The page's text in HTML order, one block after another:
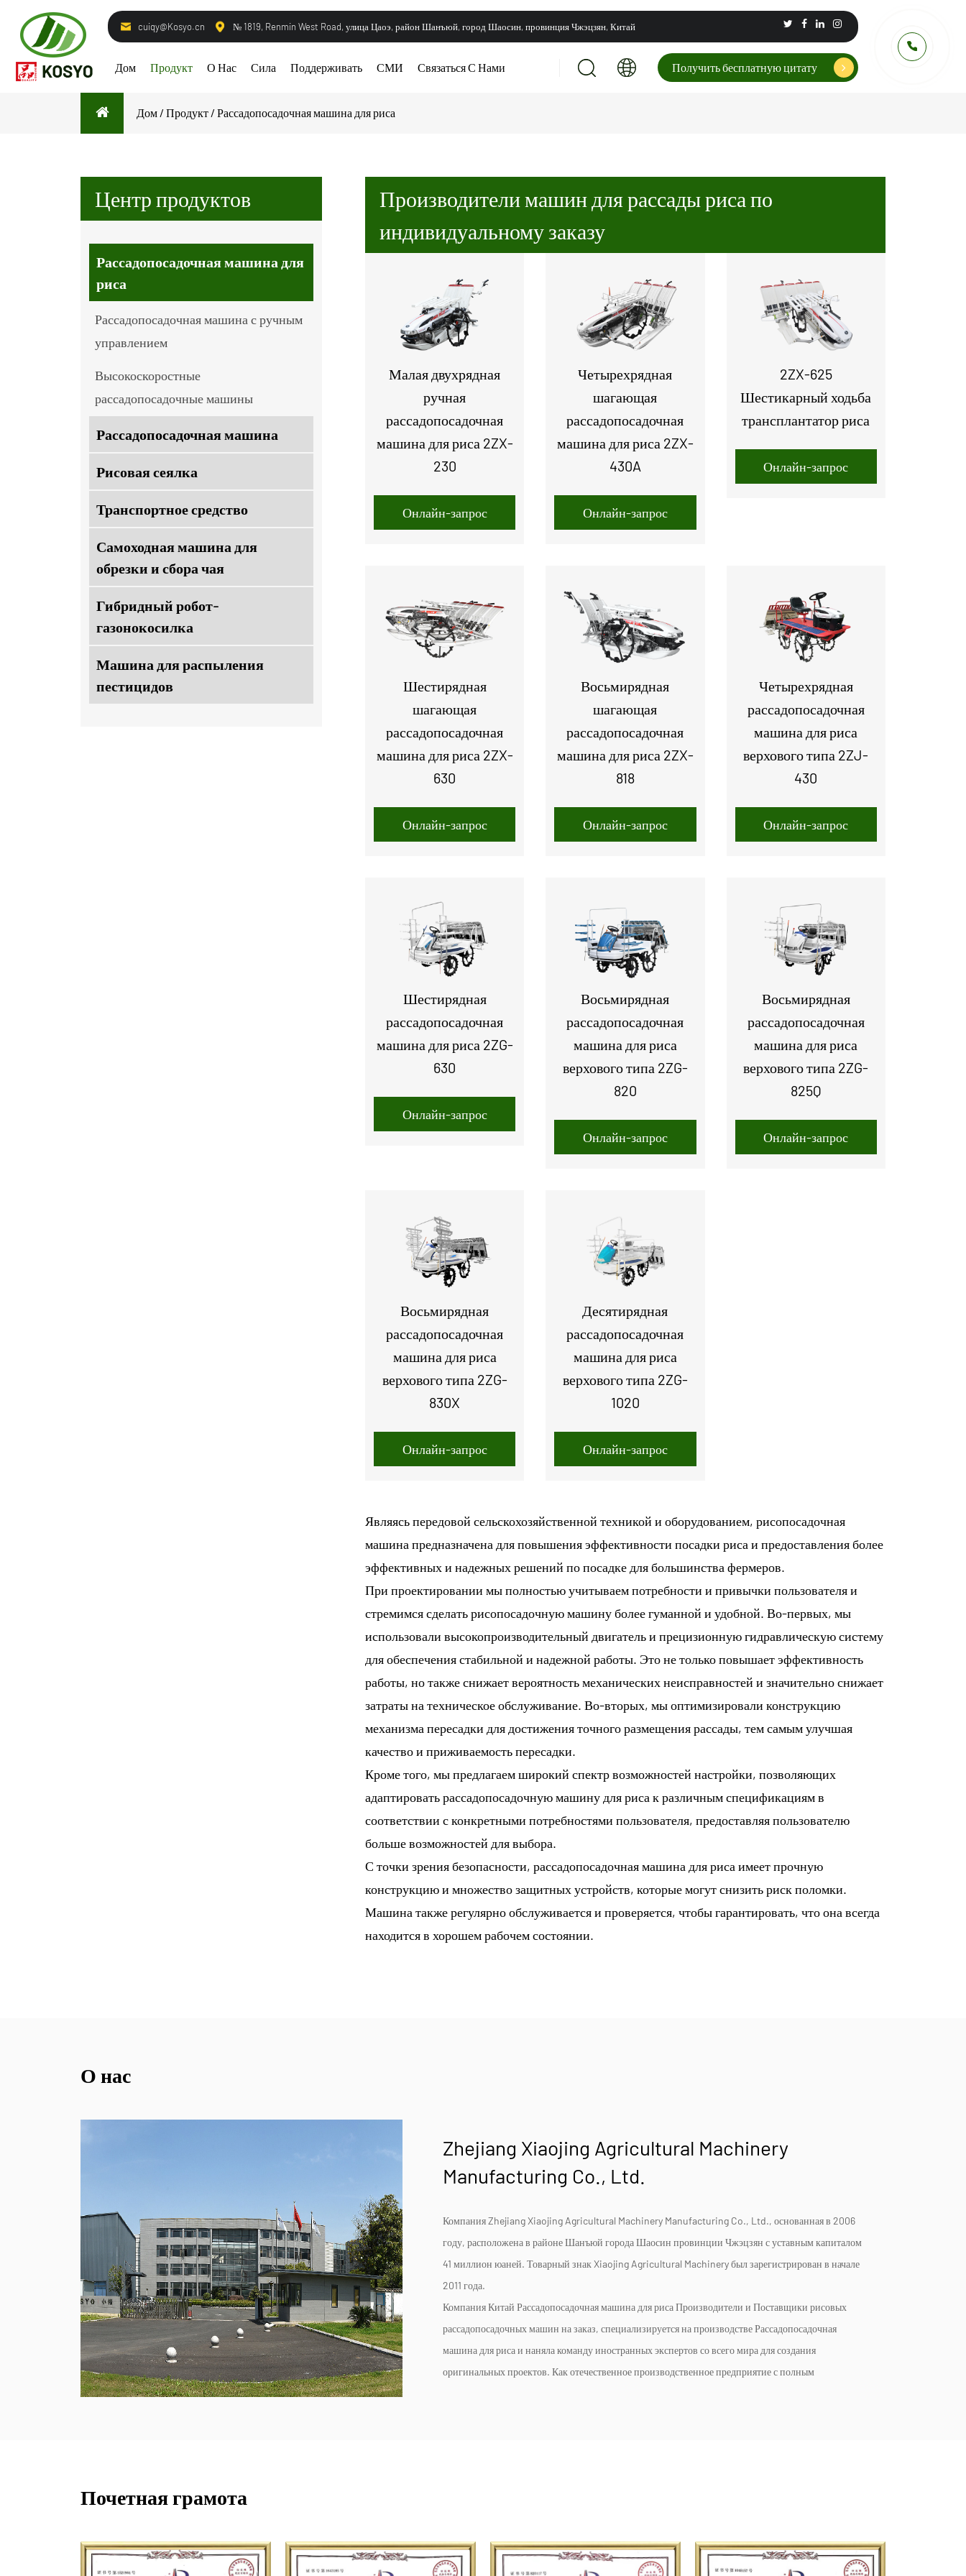
cuiqy@Kosyo.cn № 1819, Renmin West Road, улица Цаоэ, район Шанъюй, город Шаосин, провинция Чжэцзян, Китай
Дом Продукт О Нас Сила Поддерживать СМИ Связаться С Нами Получить бесплатную цитату
Дом / Продукт / Рассадопосадочная машина для риса
Центр продуктов
Рассадопосадочная машина для
риса
Рассадопосадочная машина с ручным
управлением
Высокоскоростные
рассадопосадочные машины
Рассадопосадочная машина
Рисовая сеялка
Транспортное средство
Самоходная машина для
обрезки и сбора чая
Гибридный робот-
газонокосилка
Машина для распыления
пестицидов
Производители машин для рассады риса по
индивидуальному заказу
Малая двухрядная
ручная
рассадопосадочная
машина для риса 2ZX-
230
Онлайн-запрос
Четырехрядная
шагающая
рассадопосадочная
машина для риса 2ZX-
430A
Онлайн-запрос
2ZX-625
Шестикарный ходьба
трансплантатор риса
Онлайн-запрос
Шестирядная
шагающая
рассадопосадочная
машина для риса 2ZX-
630
Онлайн-запрос
Восьмирядная
шагающая
рассадопосадочная
машина для риса 2ZX-
818
Онлайн-запрос
Четырехрядная
рассадопосадочная
машина для риса
верхового типа 2ZJ-
430
Онлайн-запрос
Шестирядная
рассадопосадочная
машина для риса 2ZG-
630
Онлайн-запрос
Восьмирядная
рассадопосадочная
машина для риса
верхового типа 2ZG-
820
Онлайн-запрос
Восьмирядная
рассадопосадочная
машина для риса
верхового типа 2ZG-
825Q
Онлайн-запрос
Восьмирядная
рассадопосадочная
машина для риса
верхового типа 2ZG-
830X
Онлайн-запрос
Десятирядная
рассадопосадочная
машина для риса
верхового типа 2ZG-
1020
Онлайн-запрос
Являясь передовой сельскохозяйственной техникой и оборудованием, рисопосадочная
машина предназначена для повышения эффективности посадки риса и предоставления более
эффективных и надежных решений по посадке для большинства фермеров.
При проектировании мы полностью учитываем потребности и привычки пользователя и
стремимся сделать рисопосадочную машину более гуманной и удобной. Во-первых, мы
использовали высокопроизводительный двигатель и прецизионную гидравлическую систему
для обеспечения стабильной и надежной работы. Это не только повышает эффективность
работы, но также снижает вероятность механических неисправностей и значительно снижает
затраты на техническое обслуживание. Во-вторых, мы оптимизировали конструкцию
механизма пересадки для достижения точного размещения рассады, тем самым улучшая
качество и приживаемость пересадки.
Кроме того, мы предлагаем широкий спектр возможностей настройки, позволяющих
адаптировать рассадопосадочную машину для риса к различным спецификациям в
соответствии с конкретными потребностями пользователя, предоставляя пользователю
больше возможностей для выбора.
С точки зрения безопасности, рассадопосадочная машина для риса имеет прочную
конструкцию и множество защитных устройств, которые могут снизить риск поломки.
Машина также регулярно обслуживается и проверяется, чтобы гарантировать, что она всегда
находится в хорошем рабочем состоянии.
О нас
Zhejiang Xiaojing Agricultural Machinery
Manufacturing Co., Ltd.
Компания Zhejiang Xiaojing Agricultural Machinery Manufacturing Co., Ltd., основанная в 2006
году, расположена в районе Шанъюй города Шаосин провинции Чжэцзян с уставным капиталом
41 миллион юаней. Товарный знак Xiaojing Agricultural Machinery был зарегистрирован в начале
2011 года.
КомпанияКитай Рассадопосадочная машина для риса Производители и Поставщики рисовых
рассадопосадочных машин на заказ, специализируется на производстве Рассадопосадочная
машина для риса и наняла команду иностранных экспертов со всего мира для создания
оригинальных проектов. Как отечественное производственное предприятие с полным
экспортируется в Юго-Восточную Азию, Африку, Южную Америку и другие страны и регионы.
В 2009 году компания была включена в Национальную программу возрождения промышленности,
Почетная грамота